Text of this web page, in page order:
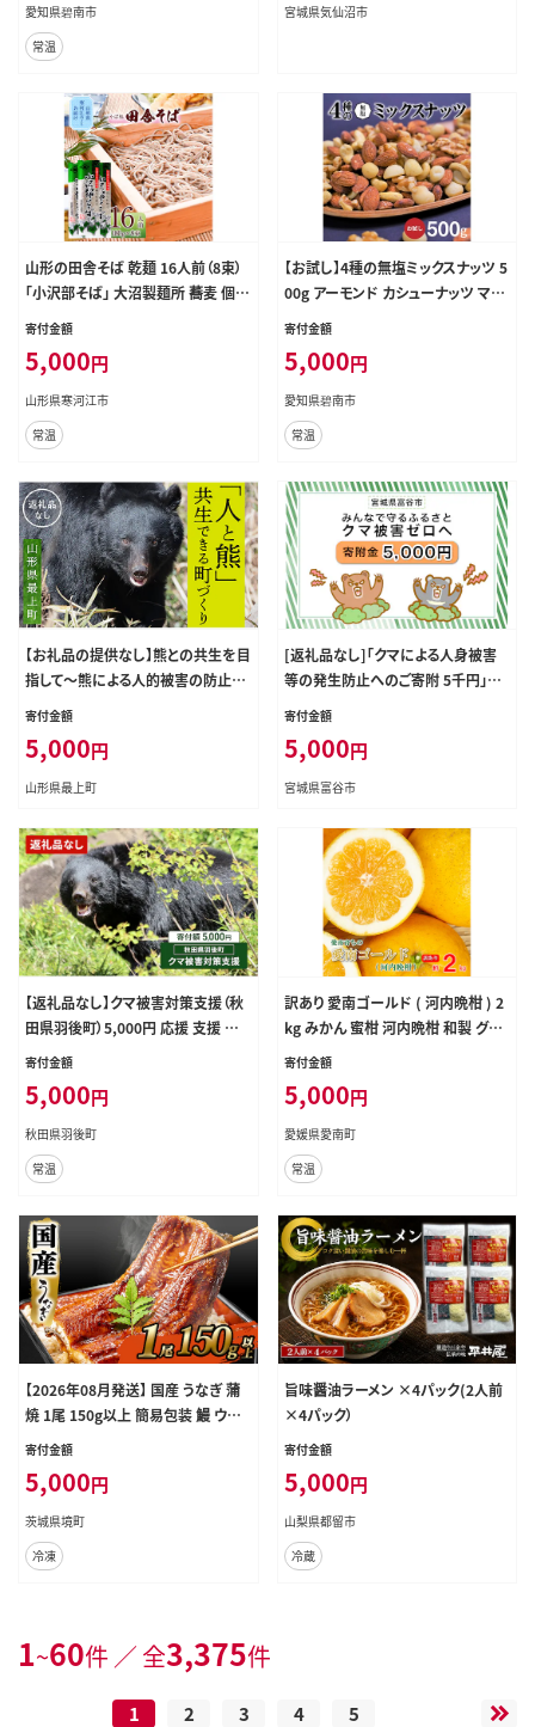
煮物 卵料理 お吸い物 麺類 炒めも
の 揚げ物 太鼓判 時短料理 料理 厳
選素材 万能 北海道 トライアル H00
愛知県碧南市
常温
宮城県気仙沼市
山形の田舎そば 乾麺 16人前（8束）
「小沢部そば」 大沼製麺所 蕎麦 個包
装 麺 乾麺 005-F-ON008
寄付金額
5,000円
山形県寒河江市
常温
【お試し】4種の無塩ミックスナッツ 5
00g アーモンド カシューナッツ マカ
ダミアナッツ くるみ 生ナッツ 直火焙
煎 おつまみ おやつ チャック付き 美
容 健康 人気 高リピート H059-154
寄付金額
5,000円
愛知県碧南市
常温
【お礼品の提供なし】熊との共生を目
指して～熊による人的被害の防止対
策・環境整備へのご支援を～
寄付金額
5,000円
山形県最上町
[返礼品なし]「クマによる人身被害
等の発生防止へのご寄附 5千円」熊
出没防止対策・環境整備へのご支援
を｜東北 富谷 とみや 返礼品無し 寄
附 寄付 被害防止 対策 安全確保 生
活確保 熊 クマ くま [0360]
寄付金額
5,000円
宮城県富谷市
【返礼品なし】クマ被害対策支援（秋
田県羽後町）5,000円 応援 支援 寄
附のみ【羽後町ふるさと納税】
寄付金額
5,000円
秋田県羽後町
常温
訳あり 愛南ゴールド ( 河内晩柑 ) 2
kg みかん 蜜柑 河内晩柑 和製 グレ
ープフルーツ お試し量 傷 不揃い 規
発送: 4月上旬～なくなり次第終了
寄付金額
5,000円
愛媛県愛南町
常温
【2026年08月発送】 国産 うなぎ 蒲
焼 1尾 150g以上 簡易包装 鰻 ウナ
ギ 蒲焼き うなぎ蒲焼 ランキング 人
K2465
寄付金額
5,000円
茨城県境町
冷凍
旨味醤油ラーメン ×4パック(2人前
×4パック）
寄付金額
5,000円
山梨県都留市
冷蔵
1~60件 ／ 全3,375件
1 2 3 4 5